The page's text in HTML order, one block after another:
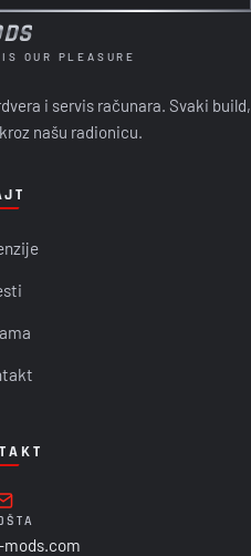
OUR PLEASURE
i servis računara. Svaki build,
našu radionicu.